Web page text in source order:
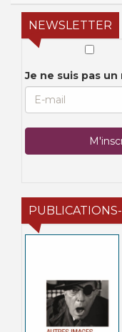
NEWSLETTER
Je ne suis pas